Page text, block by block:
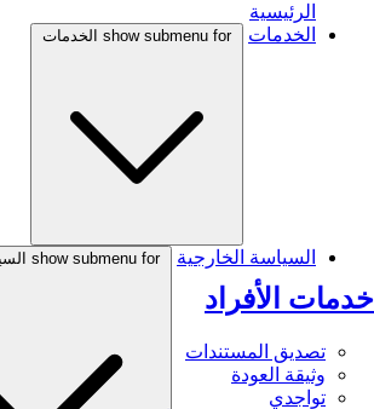
الرئيسية
الخدمات
show submenu for الخدمات
خدمات الأفراد
تصديق المستندات
وثيقة العودة
تواجدي
السياسة الخارجية show submenu for السياسة الخارجية